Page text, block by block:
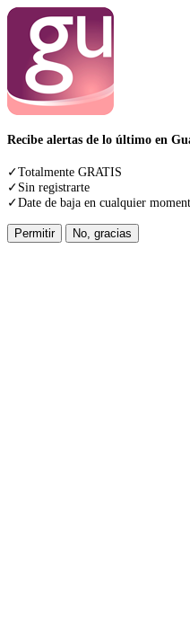
Recibe alertas de lo último en
✓Totalmente GRATIS
✓Sin registrarte
✓Date de baja en cualquier
Permitir No, gracias